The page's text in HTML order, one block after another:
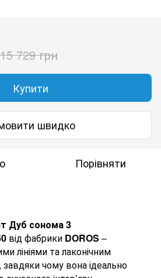
15 729 грн
Купити
швидко
Порівняти
Дуб сонома 3
від фабрики DOROS –
лініями та лаконічним
чому вона ідеально